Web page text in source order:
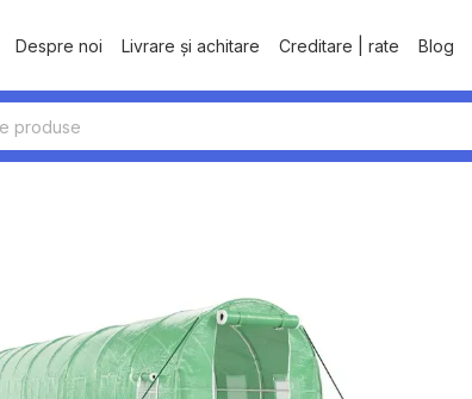
Despre noi
Livrare și achitare Creditare | rate Blog